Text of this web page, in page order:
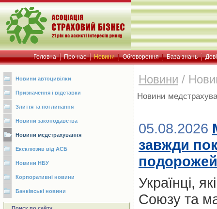
Головна Про нас Новини Обговорення База знань
Новини автоцивілки
Призначення і відставки
Злиття та поглинання
Новини законодавства
Новини медстрахування
Ексклюзив від АСБ
Новини НБУ
Корпоративні новини
Банківські новини
Новини /
Новини
05.08.2026
завжди
Українці,
Союзу та